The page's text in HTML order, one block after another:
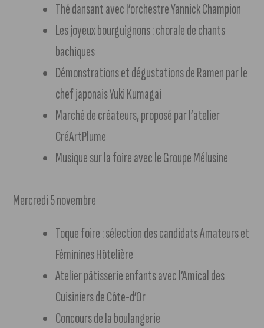
Thé dansant avec l’orchestre Yannick Champion
Les joyeux bourguignons : chorale de chants
bachiques
Démonstrations et dégustations de Ramen par le
chef japonais Yuki Kumagai
Marché de créateurs, proposé par l’atelier
CréArtPlume
Musique sur la foire avec le Groupe Mélusine
Mercredi 5 novembre
Toque foire : sélection des candidats Amateurs et
Féminines Hôtelière
Atelier pâtisserie enfants avec l’Amical des
Cuisiniers de Côte-d’Or
Concours de la boulangerie